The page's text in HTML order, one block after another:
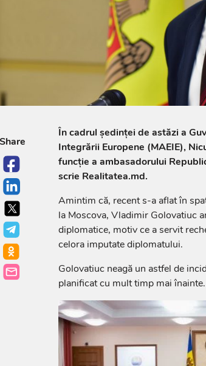
Share
În cadrul ședinței de astăzi a
Integrării Europene (MAEIE),
funcție a ambasadorului
scrie Realitatea.md.
Amintim că, recent s-a aflat în
la Moscova, Vladimir Golovatiuc
diplomatice, motiv ce a servit
celora imputate diplomatului.
Golovatiuc neagă un astfel de
planificat cu mult timp mai înainte.